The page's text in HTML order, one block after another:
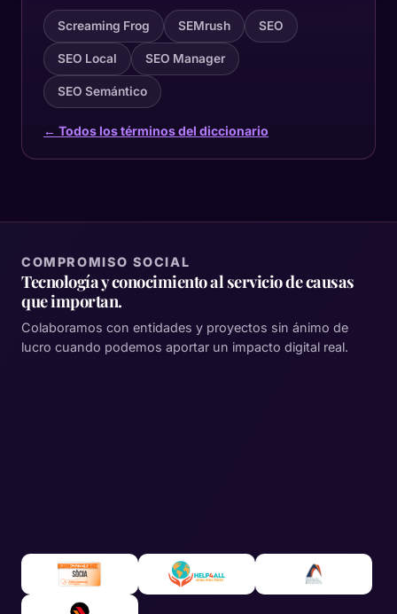
Screaming Frog SEMrush SEO
SEO Local SEO Manager
SEO Semántico
← Todos los términos del diccionario
COMPROMISO SOCIAL
Tecnología y conocimiento al servicio de causas
que importan.
Colaboramos con entidades y proyectos sin ánimo de
lucro cuando podemos aportar un impacto digital real.